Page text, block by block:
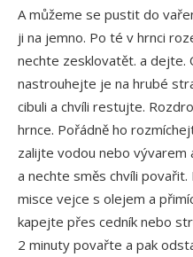
A můžeme se pustit do
ji na jemno. Po té v hrnci
nechte zesklovatět. a dejte.
nastrouhejte je na hrubé
cibuli a chvíli restujte.
hrnce. Pořádně ho
zalijte vodou nebo
a nechte směs chvíli
misce vejce s olejem a
kapejte přes cedník nebo
2 minuty povařte a pak